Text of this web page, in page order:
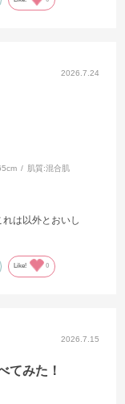
2026.7.24
肌質:混合肌
は以外とおいし
Like! 0
2026.7.15
てみた！